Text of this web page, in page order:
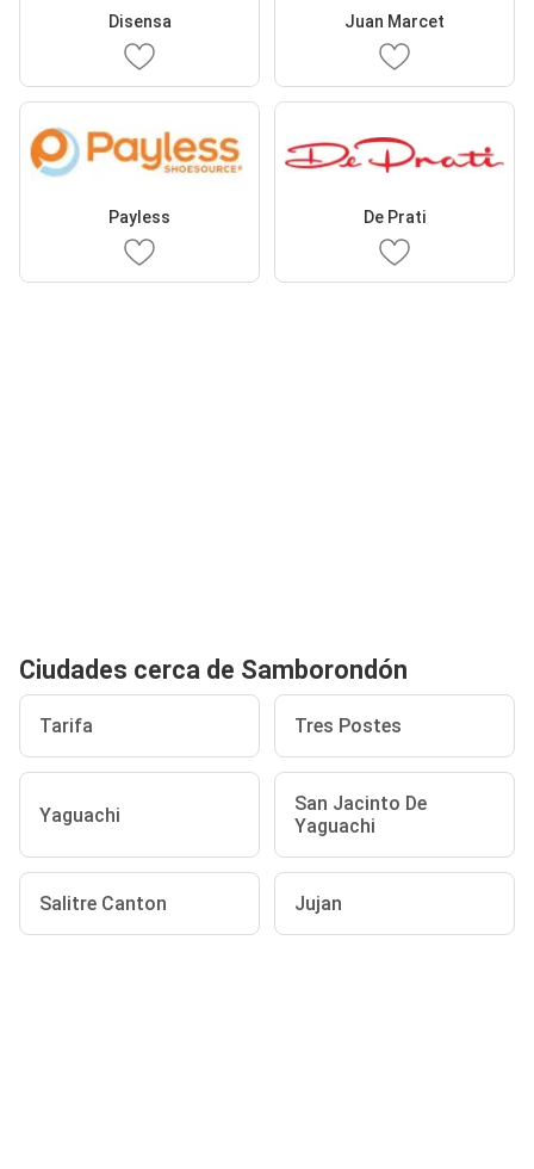
Disensa Juan Marcet
Payless De Prati
Ciudades cerca de Samborondón
Tarifa Tres Postes
Yaguachi
San Jacinto De
Yaguachi
Salitre Canton Jujan